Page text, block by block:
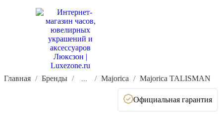
Главная Бренды ... Majorica Majorica TALISMAN
Официальная гарантия